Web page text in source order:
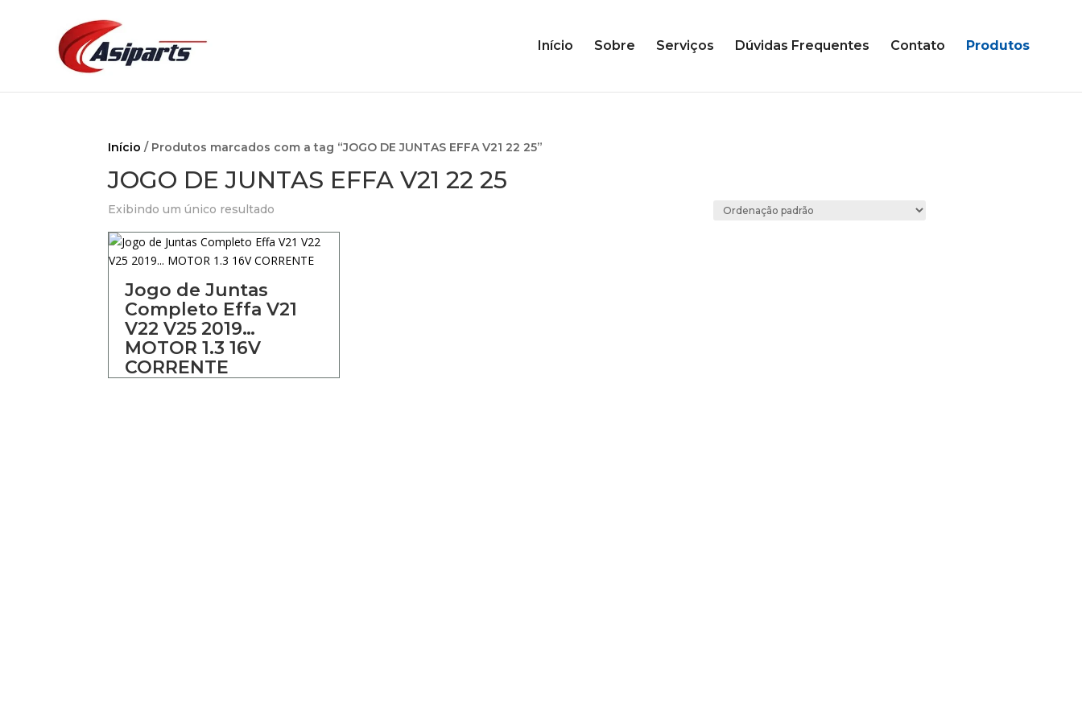
Início Sobre Serviços Dúvidas Frequentes Contato Produtos
Início / Produtos marcados com a tag “JOGO DE JUNTAS EFFA V21 22 25”
JOGO DE JUNTAS EFFA V21 22 25
Exibindo um único resultado
Jogo de Juntas
Completo Effa V21
V22 V25 2019…
MOTOR 1.3 16V
CORRENTE